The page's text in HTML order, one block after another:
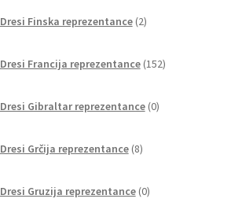
Dresi Finska reprezentance 2izdelka
Dresi Francija reprezentance 152izdelkov
Dresi Gibraltar reprezentance 0izdelkov
Dresi Grčija reprezentance 8izdelkov
Dresi Gruzija reprezentance 0izdelkov